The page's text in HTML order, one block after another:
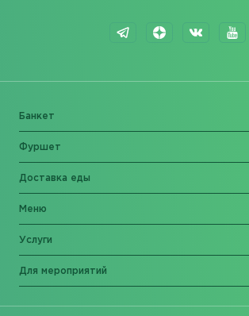
Банкет
Фуршет
Доставка еды
Меню
Услуги
Для мероприятий